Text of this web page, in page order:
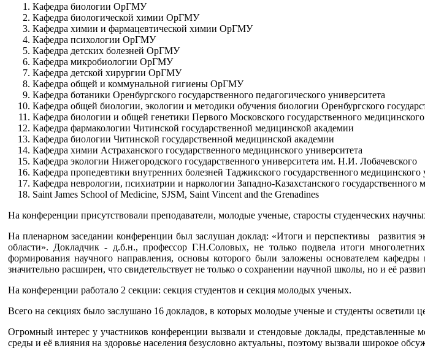
Кафедра биологии ОрГМУ
Кафедра биологической химии ОрГМУ
Кафедра химии и фармацевтической химии ОрГМУ
Кафедра психологии ОрГМУ
Кафедра детских болезней ОрГМУ
Кафедра микробиологии ОрГМУ
Кафедра детской хирургии ОрГМУ
Кафедра общей и коммунальной гигиены ОрГМУ
Кафедра ботаники Оренбургского государственного педагогического университета
Кафедра общей биологии, экологии и методики обучения биологии Оренбургского
Кафедра биологии и общей генетики Первого Московского государственного
Кафедра фармакологии Читинской государственной медицинской академии
Кафедра биологии Читинской государственной медицинской академии
Кафедра химии Астраханского государственного медицинского университета
Кафедра экологии Нижегородского государственного университета им. Н.И. Лобачевского
Кафедра пропедевтики внутренних болезней Таджикского государственного
Кафедра неврологии, психиатрии и наркологии Западно-Казахстанского
Saint James School of Medicine, SJSM, Saint Vincent and the Grenadines
На конференции присутствовали преподаватели, молодые ученые, старосты студенческих
На пленарном заседании конференции был заслушан доклад: «Итоги и перспективы развития
области». Докладчик - д.б.н., профессор Г.Н.Соловых, не только подвела итоги
формирования научного направления, основы которого были заложены основателем
значительно расширен, что свидетельствует не только о сохранении научной школы, но и её
На конференции работало 2 секции: секция студентов и секция молодых ученых.
Всего на секциях было заслушано 16 докладов, в которых молодые ученые и студенты осветили
Огромный интерес у участников конференции вызвали и стендовые доклады,
среды и её влияния на здоровье населения безусловно актуальны, поэтому вызвали широкое